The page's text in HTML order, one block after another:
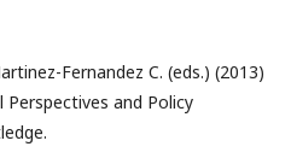
Fernandez C. (eds.) (2013)
and Policy